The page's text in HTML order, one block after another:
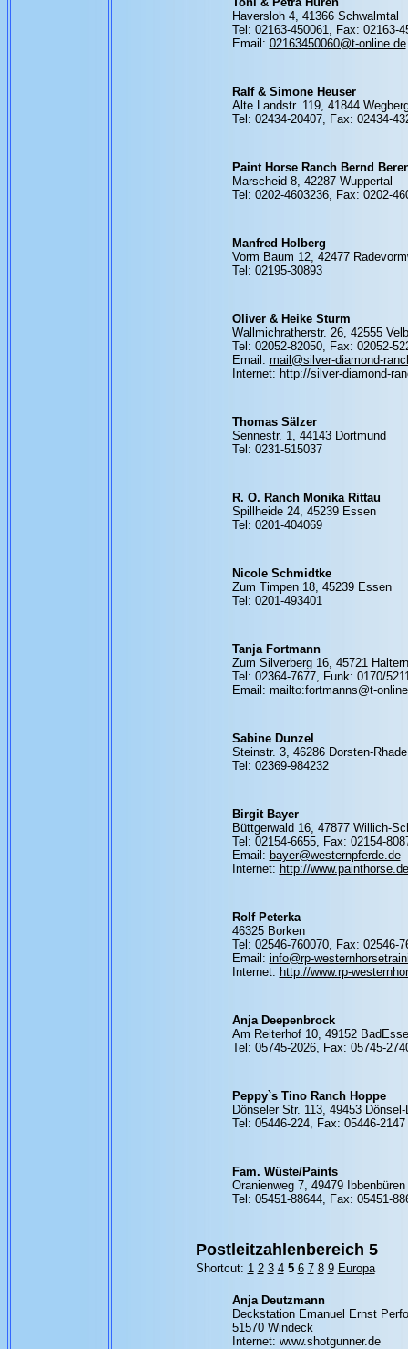
Haversloh 4, 41366 Schwalmtal
Tel: 02163-450061, Fax: 02163-
Email: 02163450060@t-online.de
Ralf & Simone Heuser
Alte Landstr. 119, 41844
Tel: 02434-20407, Fax: 02434-
Paint Horse Ranch Bernd
Marscheid 8, 42287 Wuppertal
Tel: 0202-4603236, Fax: 0202-
Manfred Holberg
Vorm Baum 12, 42477
Tel: 02195-30893
Oliver & Heike Sturm
Wallmichratherstr. 26, 42555
Tel: 02052-82050, Fax: 02052-
Email: mail@silver-diamond-
Internet: http://silver-diamond-
Thomas Sälzer
Sennestr. 1, 44143 Dortmund
Tel: 0231-515037
R. O. Ranch Monika Rittau
Spillheide 24, 45239 Essen
Tel: 0201-404069
Nicole Schmidtke
Zum Timpen 18, 45239 Essen
Tel: 0201-493401
Tanja Fortmann
Zum Silverberg 16, 45721 Haltern
Tel: 02364-7677, Funk: 0170/
Email: mailto:fortmanns@t-
Sabine Dunzel
Steinstr. 3, 46286 Dorsten-Rhade
Tel: 02369-984232
Birgit Bayer
Büttgerwald 16, 47877 Willich-
Tel: 02154-6655, Fax: 02154-
Email: bayer@westernpferde.de
Internet: http://www.painthorse.de
Rolf Peterka
46325 Borken
Tel: 02546-760070, Fax: 02546-
Email: info@rp-
Internet: http://www.rp-
Anja Deepenbrock
Am Reiterhof 10, 49152
Tel: 05745-2026, Fax: 05745-
Peppy`s Tino Ranch Hoppe
Dönseler Str. 113, 49453
Tel: 05446-224, Fax: 05446-2147
Fam. Wüste/Paints
Oranienweg 7, 49479 Ibbenbüren
Tel: 05451-88644, Fax: 05451-
Postleitzahlenbereich 5
Shortcut: 1 2 3 4 5 6 7 8 9 Europa
Anja Deutzmann
Deckstation Emanuel Ernst
51570 Windeck
Internet: www.shotgunner.de